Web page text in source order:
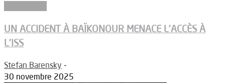
UN ACCIDENT À BAÏKONOUR MENACE L’ACCÈS À
L’ISS
Stefan Barensky -
30 novembre 2025